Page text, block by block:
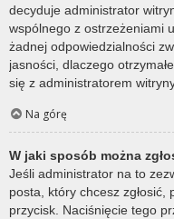
decyduje administrator
wspólnego z ostrzeżeniami
żadnej odpowiedzialności
jasności, dlaczego
się z administratorem
Na górę
W jaki sposób można
Jeśli administrator na to
posta, który chcesz
przycisk. Naciśnięcie tego